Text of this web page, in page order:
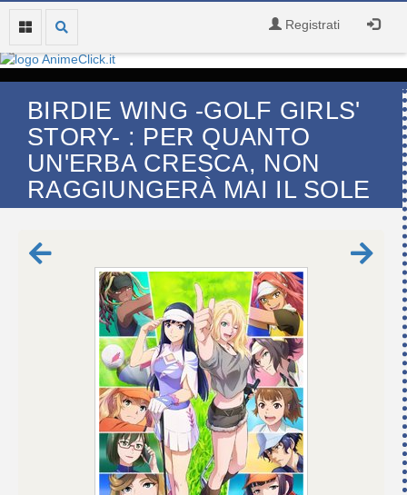
Registrati
BIRDIE WING -GOLF GIRLS'
STORY- : PER QUANTO
UN'ERBA CRESCA, NON
RAGGIUNGERÀ MAI IL SOLE